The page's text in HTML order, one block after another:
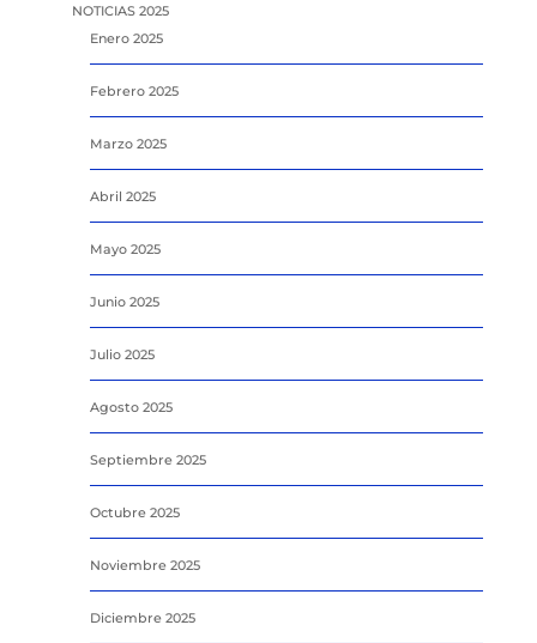
NOTICIAS 2025
Enero 2025
Febrero 2025
Marzo 2025
Abril 2025
Mayo 2025
Junio 2025
Julio 2025
Agosto 2025
Septiembre 2025
Octubre 2025
Noviembre 2025
Diciembre 2025